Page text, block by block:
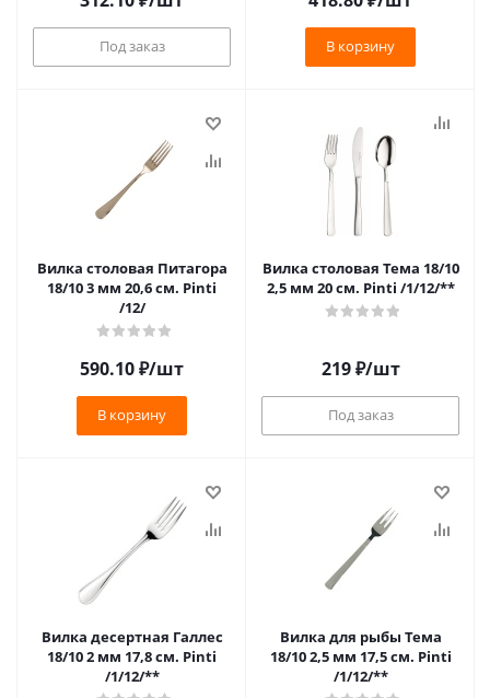
Под заказ В корзину
Вилка столовая Питагора
18/10 3 мм 20,6 см. Pinti
/12/
590.10₽/шт
В корзину
Вилка столовая Тема 18/10
2,5 мм 20 см. Pinti /1/12/**
219₽/шт
Под заказ
Вилка десертная Галлес
18/10 2 мм 17,8 см. Pinti
/1/12/**
Вилка для рыбы Тема
18/10 2,5 мм 17,5 см. Pinti
/1/12/**